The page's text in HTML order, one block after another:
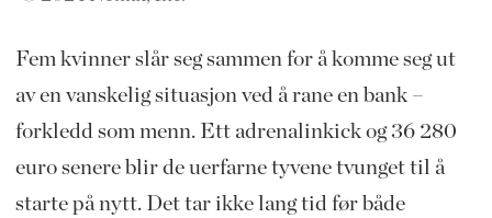
Fem kvinner slår seg sammen for å komme seg ut
av en vanskelig situasjon ved å rane en bank –
forkledd som menn. Ett adrenalinkick og 36 280
euro senere blir de uerfarne tyvene tvunget til å
starte på nytt. Det tar ikke lang tid før både